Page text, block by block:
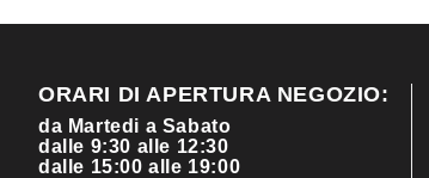
ORARI DI APERTURA NEGOZIO:
da Martedi a Sabato
dalle 9:30 alle 12:30
dalle 15:00 alle 19:00